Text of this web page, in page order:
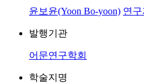
윤보윤(Yoon Bo-yoon) 연
발행기관
어문연구학회
학술지명